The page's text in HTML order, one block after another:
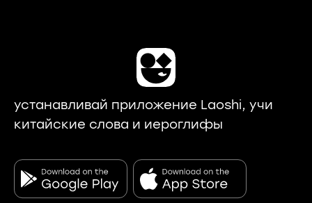
устанавливай приложение Laoshi, учи
китайские слова и иероглифы